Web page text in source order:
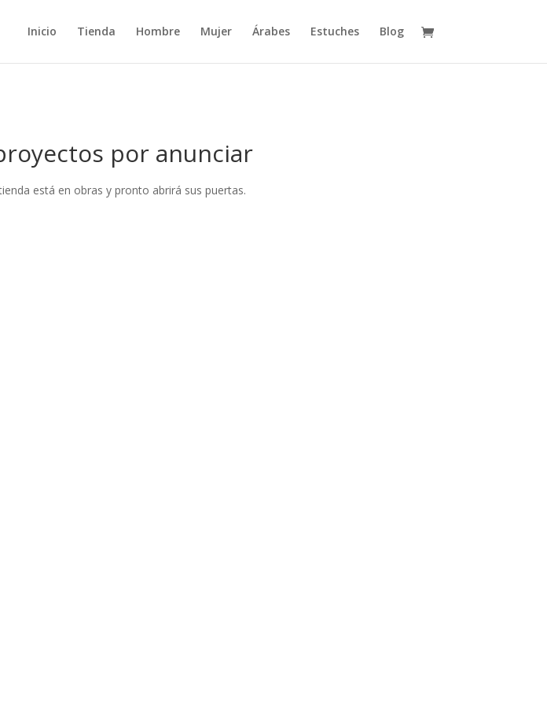
Inicio Tienda Hombre Mujer Árabes Estuches Blog
por anunciar
está en obras y pronto abrirá sus puertas.